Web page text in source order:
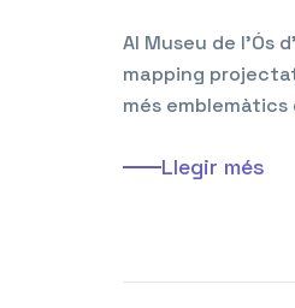
Al Museu de l’Ós
mapping
més
Llegir més